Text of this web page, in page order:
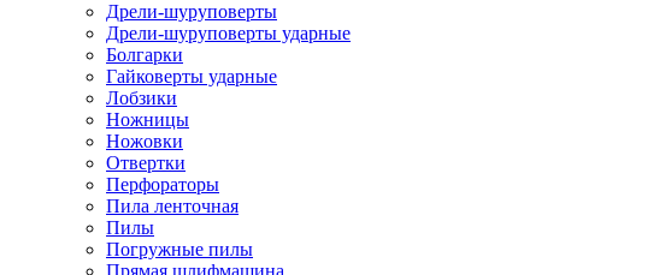
Дрели-шуруповерты
Дрели-шуруповерты ударные
Болгарки
Гайковерты ударные
Лобзики
Ножницы
Ножовки
Отвертки
Перфораторы
Пила ленточная
Пилы
Погружные пилы
Прямая шлифмашина